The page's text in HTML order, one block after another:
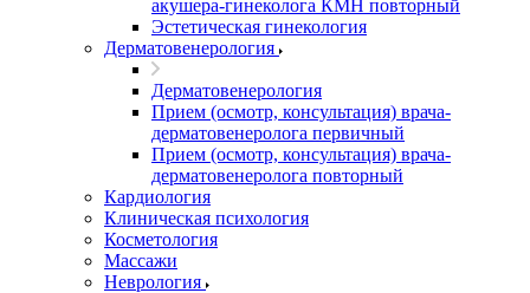
акушера-гинеколога КМН повторный
Эстетическая гинекология
Дерматовенерология
Дерматовенерология
Прием (осмотр, консультация) врача-
дерматовенеролога первичный
Прием (осмотр, консультация) врача-
дерматовенеролога повторный
Кардиология
Клиническая психология
Косметология
Массажи
Неврология